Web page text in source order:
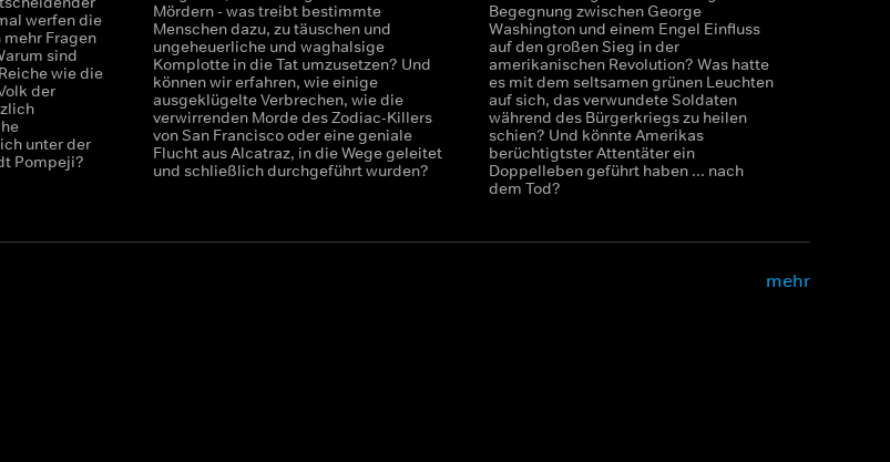
werfen die
Fragen
sind
wie die
der
unter der
Pompeji?
Mördern - was treibt bestimmte
Menschen dazu, zu täuschen und
ungeheuerliche und waghalsige
Komplotte in die Tat umzusetzen? Und
können wir erfahren, wie einige
ausgeklügelte Verbrechen, wie die
verwirrenden Morde des Zodiac-Killers
von San Francisco oder eine geniale
Flucht aus Alcatraz, in die Wege geleitet
und schließlich durchgeführt wurden?
Begegnung zwischen George
Washington und einem Engel Einfluss
auf den großen Sieg in der
amerikanischen Revolution? Was hatte
es mit dem seltsamen grünen Leuchten
auf sich, das verwundete Soldaten
während des Bürgerkriegs zu heilen
schien? Und könnte Amerikas
berüchtigtster Attentäter ein
Doppelleben geführt haben ... nach
dem Tod?
mehr